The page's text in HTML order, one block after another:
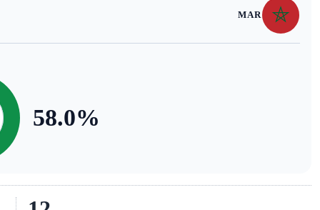
MAR
58.0%